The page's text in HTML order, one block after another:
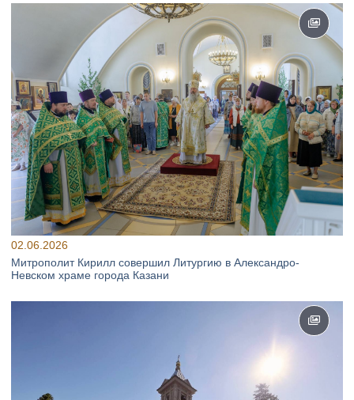
02.06.2026
Митрополит Кирилл совершил Литургию в Александро-
Невском храме города Казани